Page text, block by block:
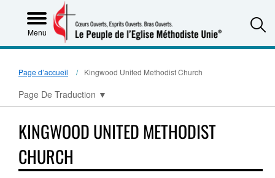
Menu
Page d’accueil Kingwood United Methodist Church
Page De Traduction ▼
KINGWOOD UNITED METHODIST
CHURCH